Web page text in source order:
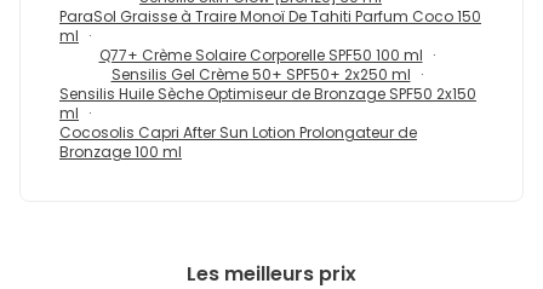
ParaSol Graisse à Traire Monoï De Tahiti Parfum Coco 150
ml
Q77+ Crème Solaire Corporelle SPF50 100 ml
Sensilis Gel Crème 50+ SPF50+ 2x250 ml
Sensilis Huile Sèche Optimiseur de Bronzage SPF50 2x150
ml
Cocosolis Capri After Sun Lotion Prolongateur de
Bronzage 100 ml
Les meilleurs prix